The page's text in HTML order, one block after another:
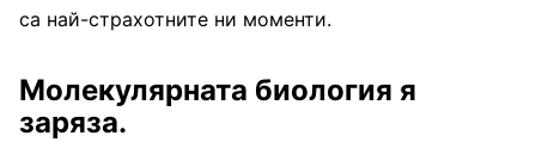
са най-страхотните ни моменти.
Молекулярната биология я
заряза.